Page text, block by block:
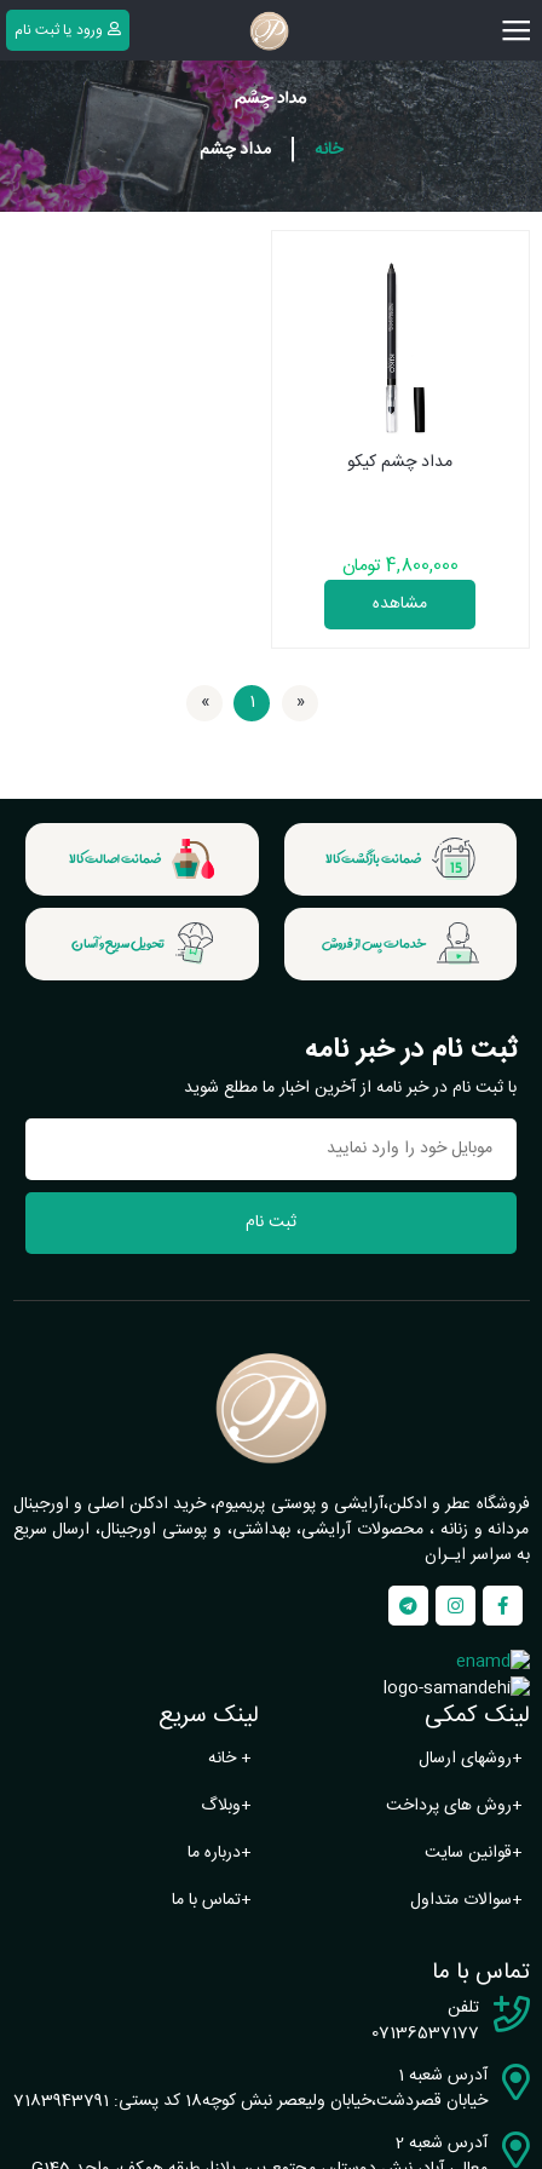
||| ورود یا ثبت ‌نام
مداد چشم
خانه | مداد چشم
مداد چشم کیکو
4,800,000 تومان
مشاهده
«اولین 1
»آخرین
ضمانت بازگشت کالا ضمانت اصالت کالا
خدمات پس از فروش تحویل سریع و آسان
ثبت نام در خبر نامه
با ثبت نام در خبر نامه از آخرین اخبار ما مطلع شوید
ثبت نام
فروشگاه عطر و ادکلن،آرایشی و پوستی پریمیوم، خرید ادکلن اصلی و اورجینال
مردانه و زنانه ، محصولات آرایشی، بهداشتی، و پوستی اورجینال، ارسال سریع
به سراسر ایـران
لینک کمکی
+روشهای ارسال
+روش های پرداخت
+قوانین سایت
+سوالات متداول
لینک سریع
+خانه
+وبلاگ
+درباره ما
+تماس با ما
تماس با ما
تلفن
07136537177
آدرس شعبه 1
خیابان قصردشت،خیابان ولیعصر نبش کوچه18 کد پستی: 7183943791
آدرس شعبه 2